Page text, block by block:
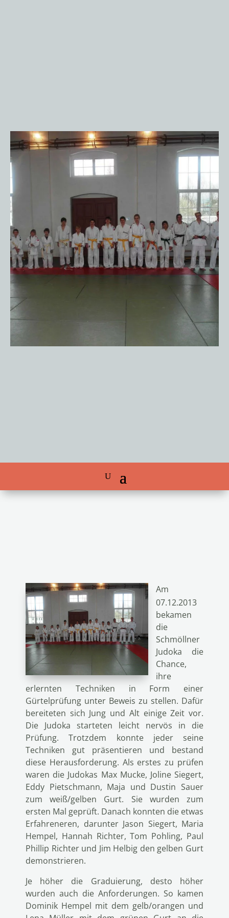
Am
07.12.2013
bekamen
die
Schmöllner
Judoka die
Chance,
ihre
erlernten Techniken in Form einer
Gürtelprüfung unter Beweis zu stellen. Dafür
bereiteten sich Jung und Alt einige Zeit vor.
Die Judoka starteten leicht nervös in die
Prüfung. Trotzdem konnte jeder seine
Techniken gut präsentieren und bestand
diese Herausforderung. Als erstes zu prüfen
waren die Judokas Max Mucke, Joline Siegert,
Eddy Pietschmann, Maja und Dustin Sauer
zum weiß/gelben Gurt. Sie wurden zum
ersten Mal geprüft. Danach konnten die etwas
Erfahreneren, darunter Jason Siegert, Maria
Hempel, Hannah Richter, Tom Pohling, Paul
Phillip Richter und Jim Helbig den gelben Gurt
demonstrieren.
Je höher die Graduierung, desto höher
wurden auch die Anforderungen. So kamen
Dominik Hempel mit dem gelb/orangen und